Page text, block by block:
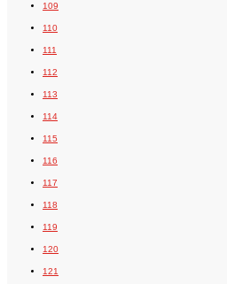
109
110
111
112
113
114
115
116
117
118
119
120
121